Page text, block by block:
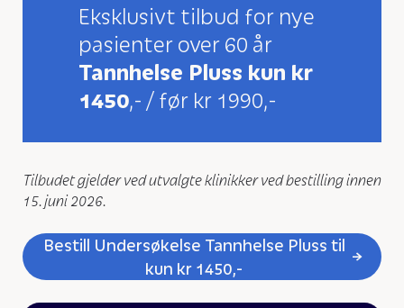
Eksklusivt tilbud for nye
pasienter over 60 år
Tannhelse Pluss kun kr
1450,- / før kr 1990,-
Tilbudet gjelder ved utvalgte klinikker ved bestilling innen
15. juni 2026.
Bestill Undersøkelse Tannhelse Pluss til
kun kr 1450,-